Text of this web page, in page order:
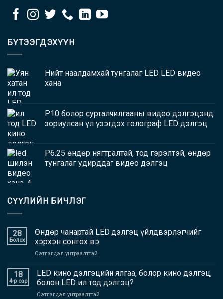
БҮТЭЭГДЭХҮҮН
Нийт наалдамхай тунгалаг LED LED видео
хана
P10 болор сурталчилгааны видео дэлгэцэнд
зориулсан үл үзэгдэх голограф LED дэлгэц
P6.25 өндөр нягтралтай, тод гэрэлтэй, өндөр
тунгалаг удирддаг видео дэлгэц
СҮҮЛИЙН БИЧЛЭГ
28
Болох
Өндөр чанартай LED дэлгэц үйлдвэрлэгчийг
хэрхэн сонгох вэ
Сэтгэгдэл унтраалттай
чанартай
LED
дэлгэц
үйлдвэрлэгчийг
18
4-р сар
LED кино дэлгэцийн ялгаа, болор кино дэлгэц,
болон LED ил тод дэлгэц?
Сэтгэгдэл унтраалттай